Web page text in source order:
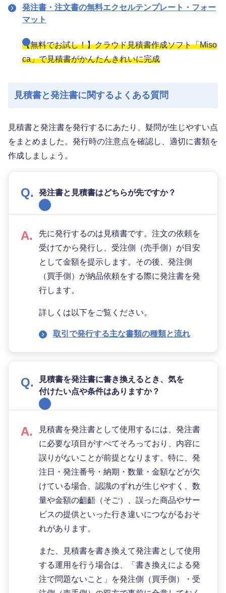
発注書・注文書の無料エクセルテンプレート・フォー
マット
【無料でお試し！】クラウド見積書作成ソフト「Miso
ca」で見積書がかんたんきれいに完成
見積書と発注書に関するよくある質問
見積書と発注書を発行するにあたり、疑問が生じやすい点
をまとめました。発行時の注意点を確認し、適切に書類を
作成しましょう。
発注書と見積書はどちらが先ですか？
先に発行するのは見積書です。注文の依頼を
受けてから発行し、受注側（売手側）が目安
として金額を提示します。その後、発注側
（買手側）が納品依頼をする際に発注書を発
行します。
詳しくは以下をご覧ください。
取引で発行する主な書類の種類と流れ
見積書を発注書に書き換えるとき、気を
付けたい点や条件はありますか？
見積書を発注書として使用するには、発注書
に必要な項目がすべてそろっており、内容に
誤りがないことが前提となります。特に、発
注日・発注番号・納期・数量・金額などが欠
けている場合、認識のずれが生じやすく、数
量や金額の齟齬（そご）、誤った商品やサー
ビスの提供といった行き違いにつながるおそ
れがあります。
また、見積書を書き換えて発注書として使用
する運用を行う場合は、「書き換えによる発
注で問題ないこと」を発注側（買手側）・受